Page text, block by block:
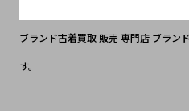
ブランド古着買取 販売 専門店 ブラン
す。